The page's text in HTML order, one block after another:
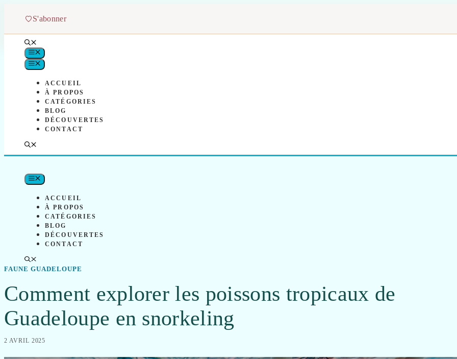
S'abonner
MENU
MENU
ACCUEIL
À PROPOS
CATÉGORIES
BLOG
DÉCOUVERTES
CONTACT
MENU
ACCUEIL
À PROPOS
CATÉGORIES
BLOG
DÉCOUVERTES
CONTACT
FAUNE GUADELOUPE
Comment explorer les poissons tropicaux de
Guadeloupe en snorkeling
2 AVRIL 2025